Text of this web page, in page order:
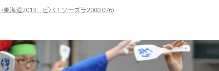
東海道2013 ビバ！ソーズラ2000 076)